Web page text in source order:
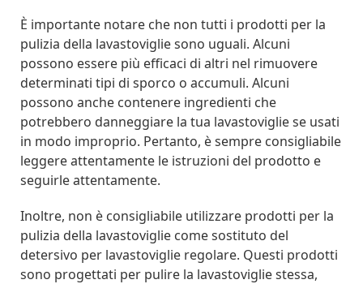
È importante notare che non tutti i prodotti per la
pulizia della lavastoviglie sono uguali. Alcuni
possono essere più efficaci di altri nel rimuovere
determinati tipi di sporco o accumuli. Alcuni
possono anche contenere ingredienti che
potrebbero danneggiare la tua lavastoviglie se usati
in modo improprio. Pertanto, è sempre consigliabile
leggere attentamente le istruzioni del prodotto e
seguirle attentamente.
Inoltre, non è consigliabile utilizzare prodotti per la
pulizia della lavastoviglie come sostituto del
detersivo per lavastoviglie regolare. Questi prodotti
sono progettati per pulire la lavastoviglie stessa,